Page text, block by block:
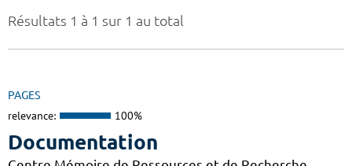
Résultats 1 à 1 sur 1 au total
PAGES
relevance: 100%
Documentation